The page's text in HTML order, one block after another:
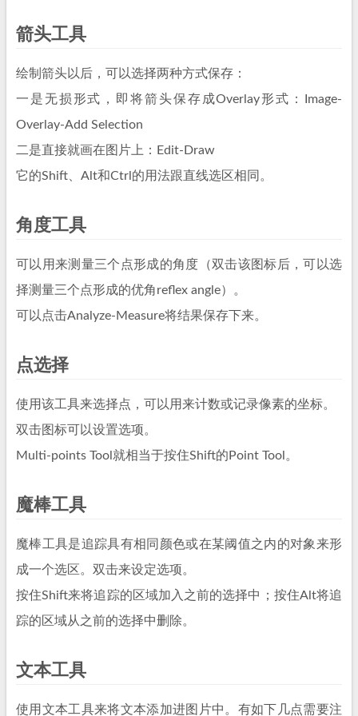
箭头工具
绘制箭头以后，可以选择两种方式保存：
一是无损形式，即将箭头保存成Overlay形式：Image-
Overlay-Add Selection
二是直接就画在图片上：Edit-Draw
它的Shift、Alt和Ctrl的用法跟直线选区相同。
角度工具
可以用来测量三个点形成的角度（双击该图标后，可以选
择测量三个点形成的优角reflex angle）。
可以点击Analyze-Measure将结果保存下来。
点选择
使用该工具来选择点，可以用来计数或记录像素的坐标。
双击图标可以设置选项。
Multi-points Tool就相当于按住Shift的Point Tool。
魔棒工具
魔棒工具是追踪具有相同颜色或在某阈值之内的对象来形
成一个选区。双击来设定选项。
按住Shift来将追踪的区域加入之前的选择中；按住Alt将追
踪的区域从之前的选择中删除。
文本工具
使用文本工具来将文本添加进图片中。有如下几点需要注